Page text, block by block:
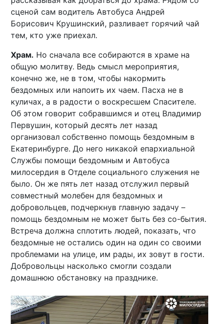
сценой сам водитель Автобуса Андрей
Борисович Крушинский, разливает горячий чай
тем, кто уже приехал.
Храм. Но сначала все собираются в храме на
общую молитву. Ведь смысл мероприятия,
конечно же, не в том, чтобы накормить
бездомных или напоить их чаем. Пасха не в
куличах, а в радости о воскресшем Спасителе.
Об этом говорит собравшимся и отец Владимир
Первушин, который десять лет назад
организовал собственно помощь бездомным в
Екатеринбурге. До него никакой епархиальной
Службы помощи бездомным и Автобуса
милосердия в Отделе социального служения не
было. Он же пять лет назад отслужил первый
совместный молебен для бездомных и
добровольцев, подчеркнув главную задачу –
помощь бездомным не может быть без со-бытия.
Встреча должна сплотить людей, показать, что
бездомные не остались один на один со своими
проблемами на улице, им рады, их зовут в гости.
Добровольцы насколько смогли создали
домашнюю обстановку на празднике.